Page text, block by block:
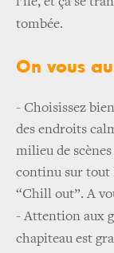
tombée.
On vous
- Choisissez
des endroits
milieu de
continu sur tout
“Chill out”. A
- Attention aux
chapiteau est